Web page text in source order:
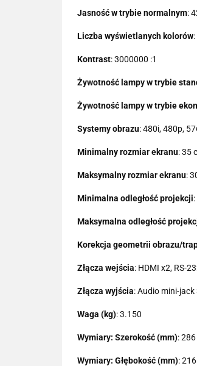
Jasność w trybie normalnym:
Liczba wyświetlanych kolorów
Kontrast: 3000000 :1
Żywotność lampy w trybie
Żywotność lampy w trybie
Systemy obrazu: 480i, 480p,
Minimalny rozmiar ekranu: 35
Maksymalny rozmiar ekranu:
Minimalna odległość projekcji
Maksymalna odległość
Korekcja geometrii obrazu/
Złącza wejścia: HDMI x2, RS-
Złącza wyjścia: Audio mini-jack
Waga (kg): 3.150
Wymiary: Szerokość (mm): 286
Wymiary: Głębokość (mm): 216